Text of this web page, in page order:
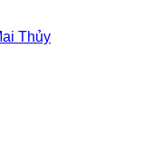
Thủy